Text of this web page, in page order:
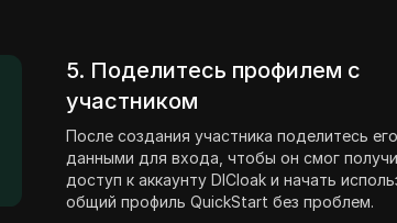
5. Поделитесь профилем с
участником
После создания участника поделитесь его
данными для входа, чтобы он смог
доступ к аккаунту DICloak и начать
общий профиль QuickStart без проблем.